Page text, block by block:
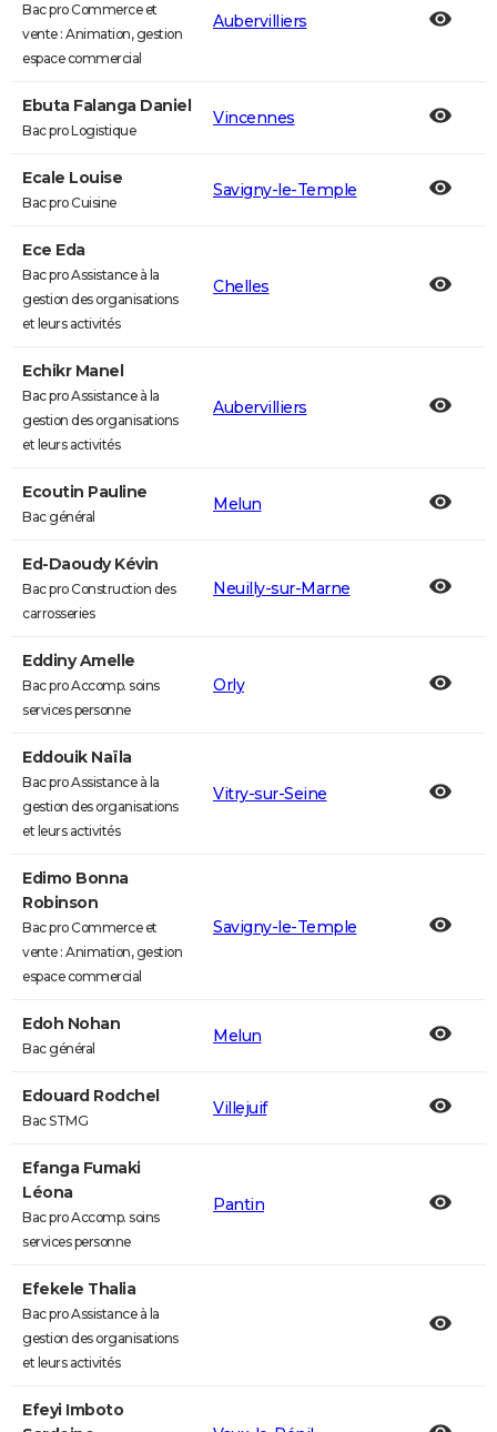
Bac pro Commerce et
vente : Animation, gestion
espace commercial
Aubervilliers
Ebuta Falanga Daniel
Bac pro Logistique
Vincennes
Ecale Louise
Bac pro Cuisine
Savigny-le-Temple
Ece Eda
Bac pro Assistance à la
gestion des organisations
et leurs activités
Chelles
Echikr Manel
Bac pro Assistance à la
gestion des organisations
et leurs activités
Aubervilliers
Ecoutin Pauline
Bac général
Melun
Ed-Daoudy Kévin
Bac pro Construction des
carrosseries
Neuilly-sur-Marne
Eddiny Amelle
Bac pro Accomp. soins
services personne
Orly
Eddouik Naïla
Bac pro Assistance à la
gestion des organisations
et leurs activités
Vitry-sur-Seine
Edimo Bonna
Robinson
Bac pro Commerce et
vente : Animation, gestion
espace commercial
Savigny-le-Temple
Edoh Nohan
Bac général
Melun
Edouard Rodchel
Bac STMG
Villejuif
Efanga Fumaki
Léona
Bac pro Accomp. soins
services personne
Pantin
Efekele Thalia
Bac pro Assistance à la
gestion des organisations
et leurs activités
Efeyi Imboto